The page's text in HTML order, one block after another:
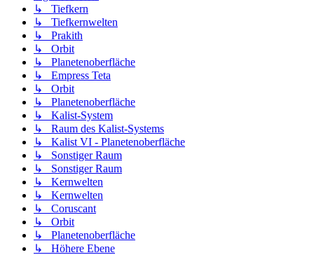
↳ Tiefkern
↳ Tiefkernwelten
↳ Prakith
↳ Orbit
↳ Planetenoberfläche
↳ Empress Teta
↳ Orbit
↳ Planetenoberfläche
↳ Kalist-System
↳ Raum des Kalist-Systems
↳ Kalist VI - Planetenoberfläche
↳ Sonstiger Raum
↳ Sonstiger Raum
↳ Kernwelten
↳ Kernwelten
↳ Coruscant
↳ Orbit
↳ Planetenoberfläche
↳ Höhere Ebene